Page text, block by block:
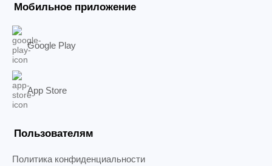
Мобильное приложение
Google Play
App Store
Пользователям
Политика конфиденциальности